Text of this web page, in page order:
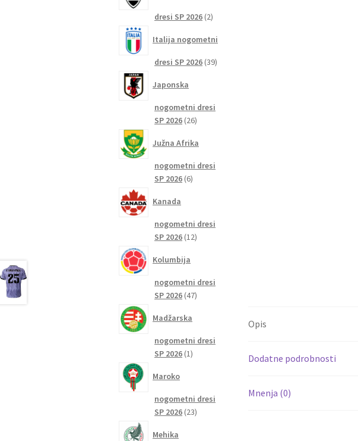
Opis
Dodatne podrobnosti
Mnenja (0)
dresi SP 2026 22
Italija nogometni
dresi SP 2026 3939
Japonska
nogometni dresi
SP 2026 2626
Južna Afrika
nogometni dresi
SP 2026 66
Kanada
nogometni dresi
SP 2026 1212
Kolumbija
nogometni dresi
SP 2026 4747
Madžarska
nogometni dresi
SP 2026 11
Maroko
nogometni dresi
SP 2026 2323
Mehika